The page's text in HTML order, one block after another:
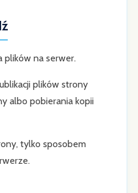
plików na serwer.
plików strony
albo pobierania kopii
tylko sposobem